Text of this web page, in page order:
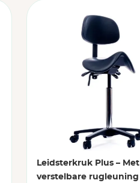
Leidsterkruk Plus – Met
verstelbare rugleuning